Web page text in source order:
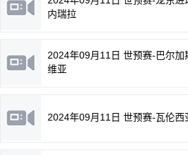
内瑞拉
2024年09月11日 世预赛-巴尔加
维亚
2024年09月11日 世预赛-瓦伦